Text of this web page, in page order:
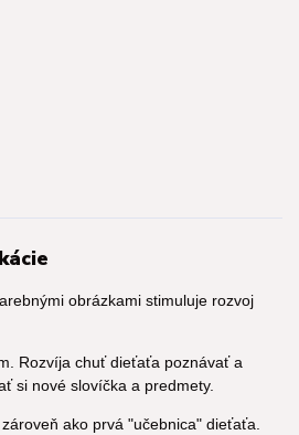
obrázkami stimuluje rozvoj
Rozvíja chuť dieťaťa poznávať a
si nové slovíčka a predmety.
ako prvá "učebnica" dieťaťa.